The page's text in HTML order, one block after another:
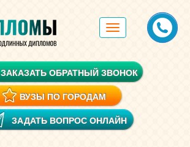
Toggle
navigation
ЗАКАЗАТЬ ОБРАТНЫЙ ЗВОНОК
ВУЗЫ ПО ГОРОДАМ
ЗАДАТЬ ВОПРОС ОНЛАЙН